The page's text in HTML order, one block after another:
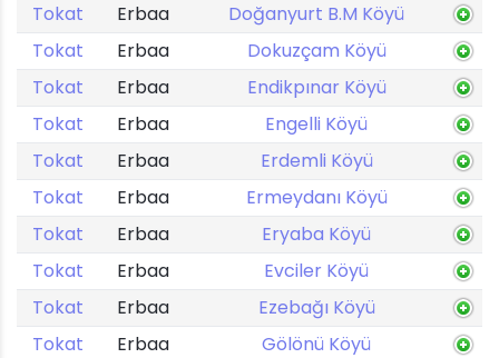
Tokat
Erbaa
Doğanyurt B.M Köyü
Tokat
Erbaa
Dokuzçam Köyü
Tokat
Erbaa
Endikpınar Köyü
Tokat
Erbaa
Engelli Köyü
Tokat
Erbaa
Erdemli Köyü
Tokat
Erbaa
Ermeydanı Köyü
Tokat
Erbaa
Eryaba Köyü
Tokat
Erbaa
Evciler Köyü
Tokat
Erbaa
Ezebağı Köyü
Tokat
Erbaa
Gölönü Köyü